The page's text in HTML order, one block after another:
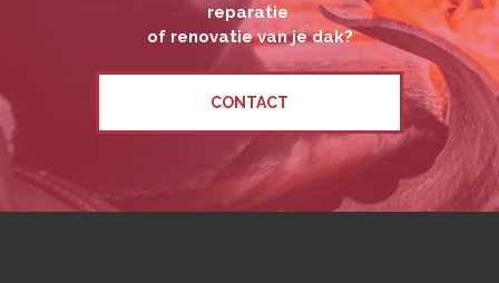
reparatie
of renovatie van je dak?
CONTACT